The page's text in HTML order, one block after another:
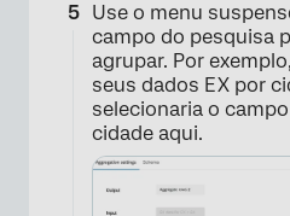
Use o menu
campo do pesquisa
agrupar. Por
seus dados EX por
selecionaria o
cidade aqui.